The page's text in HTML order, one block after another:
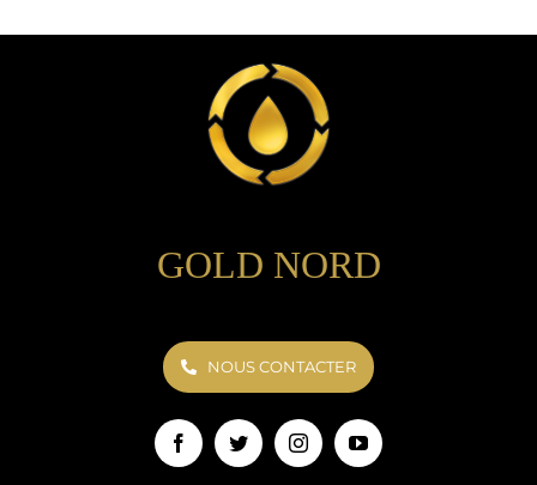
GOLD NORD
NOUS CONTACTER